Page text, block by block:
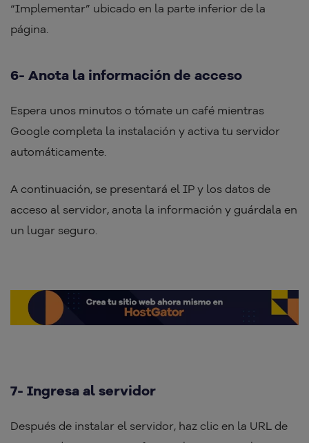
“Implementar” ubicado en la parte inferior de la
página.
6- Anota la información de acceso
Espera unos minutos o tómate un café mientras
Google completa la instalación y activa tu servidor
automáticamente.
A continuación, se presentará el IP y los datos de
acceso al servidor, anota la información y guárdala en
un lugar seguro.
7- Ingresa al servidor
Después de instalar el servidor, haz clic en la URL de